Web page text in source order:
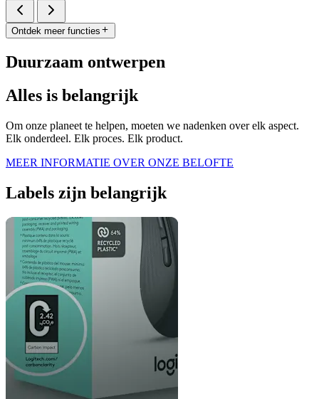
Ontdek meer functies
Duurzaam ontwerpen
Alles is belangrijk
Om onze planeet te helpen, moeten we nadenken over elk aspect.
Elk onderdeel. Elk proces. Elk product.
MEER INFORMATIE OVER ONZE BELOFTE
Labels zijn belangrijk